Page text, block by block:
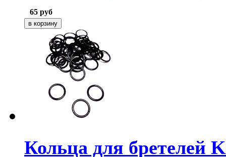
65 руб
Кольца для бретелей